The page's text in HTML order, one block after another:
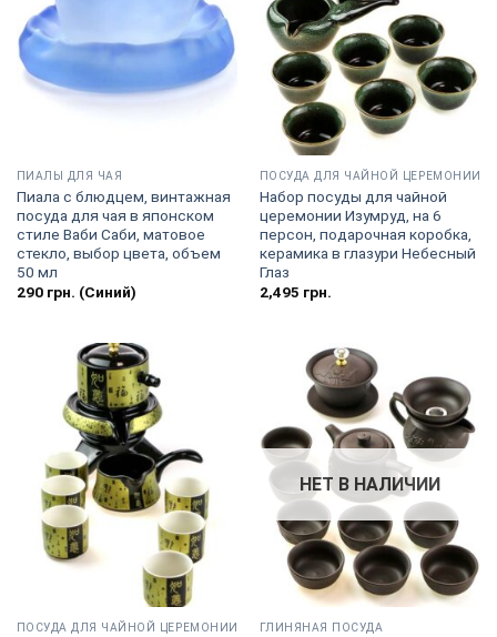
ПИАЛЫ ДЛЯ ЧАЯ
Пиала с блюдцем, винтажная
посуда для чая в японском
стиле Ваби Саби, матовое
стекло, выбор цвета, объем
50 мл
290грн. (Синий)
ПОСУДА ДЛЯ ЧАЙНОЙ ЦЕРЕМОНИИ
Набор посуды для чайной
церемонии Изумруд, на 6
персон, подарочная коробка,
керамика в глазури Небесный
Глаз
2,495 грн.
ПОСУДА ДЛЯ ЧАЙНОЙ ЦЕРЕМОНИИ
НЕТ В НАЛИЧИИ
ГЛИНЯНАЯ ПОСУДА